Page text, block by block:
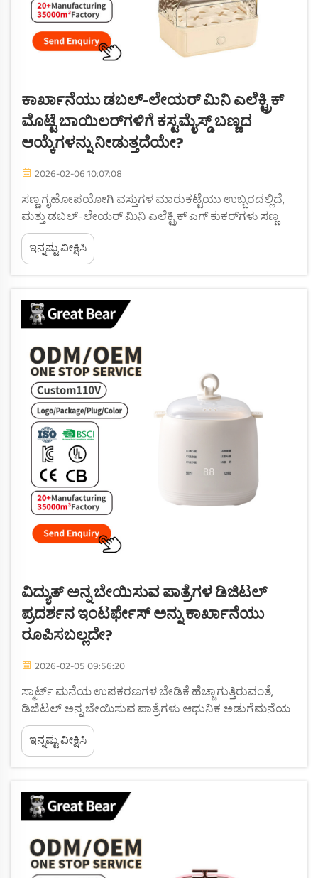
ಕಾರ್ಖಾನೆಯು ಡಬಲ್-ಲೇಯರ್ ಮಿನಿ ಎಲೆಕ್ಟ್ರಿಕ್
ಮೊಟ್ಟೆ ಬಾಯಿಲರ್‌ಗಳಿಗೆ ಕಸ್ಟಮೈಸ್ಡ್ ಬಣ್ಣದ
ಆಯ್ಕೆಗಳನ್ನು ನೀಡುತ್ತದೆಯೇ?
2026-02-06 10:07:08
ಸಣ್ಣ ಗೃಹೋಪಯೋಗಿ ವಸ್ತುಗಳ ಮಾರುಕಟ್ಟೆಯು ಉಬ್ಬರದಲ್ಲಿದೆ,
ಮತ್ತು ಡಬಲ್-ಲೇಯರ್ ಮಿನಿ ಎಲೆಕ್ಟ್ರಿಕ್ ಎಗ್ ಕುಕರ್‌ಗಳು ಸಣ್ಣ
ಕುಟುಂಬಗಳು, ಗೃಹಗಳು ಮತ್ತು ಕಚೇರಿಗಳಲ್ಲಿ ಸಣ್ಣ ಗಾತ್ರ,
ಪರಿಣಾಮಕಾರಿತ್ವ ಮತ್ತು ಬಹುಕಾರ್ಯಕ್ಷಮತೆಯ ಕಾರಣದಿಂದಾಗಿ
ಜನಪ್ರಿಯವಾಗಿವೆ. ಈ ಮಾರುಕಟ್ಟೆಯಲ್ಲಿ, ಬಣ್ಣದ ಕಸ್ಟಮೈಸೇಶನ್
ಇನ್ನಷ್ಟು ವೀಕ್ಷಿಸಿ
ವಿದ್ಯುತ್ ಅನ್ನ ಬೇಯಿಸುವ ಪಾತ್ರೆಗಳ ಡಿಜಿಟಲ್
ಪ್ರದರ್ಶನ ಇಂಟರ್ಫೇಸ್ ಅನ್ನು ಕಾರ್ಖಾನೆಯು
ರೂಪಿಸಬಲ್ಲದೇ?
2026-02-05 09:56:20
ಸ್ಮಾರ್ಟ್ ಮನೆಯ ಉಪಕರಣಗಳ ಬೇಡಿಕೆ ಹೆಚ್ಚಾಗುತ್ತಿರುವಂತೆ,
ಡಿಜಿಟಲ್ ಅನ್ನ ಬೇಯಿಸುವ ಪಾತ್ರೆಗಳು ಆಧುನಿಕ ಅಡುಗೆಮನೆಯ
ಅತ್ಯಗತ್ಯ ವಸ್ತುಗಳಾಗಿ ಪರಿಣಮಿಸಿವೆ. ಬ್ರಾಂಡ್‌ಗಳು ಮತ್ತು ಗ್ರಾಹಕರ
ಎರಡರಲ್ಲೂ ಅಭಿವೃದ್ಧಿಪಡಿಸುವಿಕೆಯ ಬೇಡಿಕೆ ಹೆಚ್ಚಾಗುತ್ತಿದೆ.
ಡಿಜಿಟಲ್ ಪ್ರದರ್ಶನ ಇಂಟರ್ಫೇಸ್ ಅನ್ನ ಬೇಯಿಸುವ ಪಾತ್ರೆಯ
ಇನ್ನಷ್ಟು ವೀಕ್ಷಿಸಿ